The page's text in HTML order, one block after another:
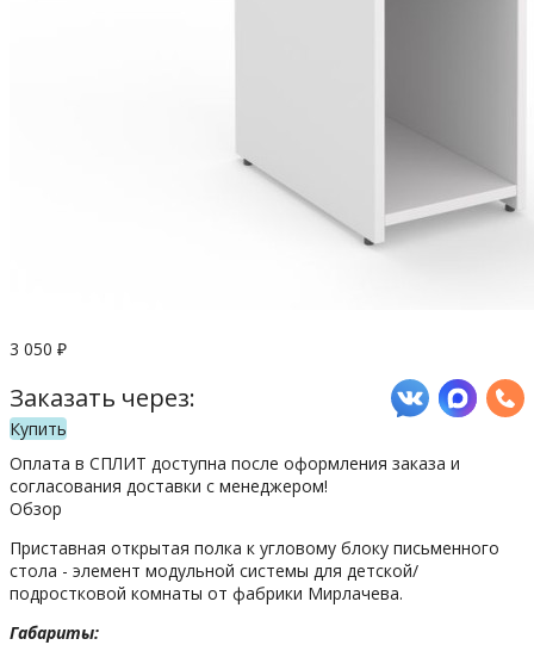
3 050 ₽
Заказать через:
Купить
Оплата в СПЛИТ доступна после оформления заказа и
согласования доставки с менеджером!
Обзор
Приставная открытая полка к угловому блоку письменного
стола - элемент модульной системы для детской/
подростковой комнаты от фабрики Мирлачева.
Габариты: